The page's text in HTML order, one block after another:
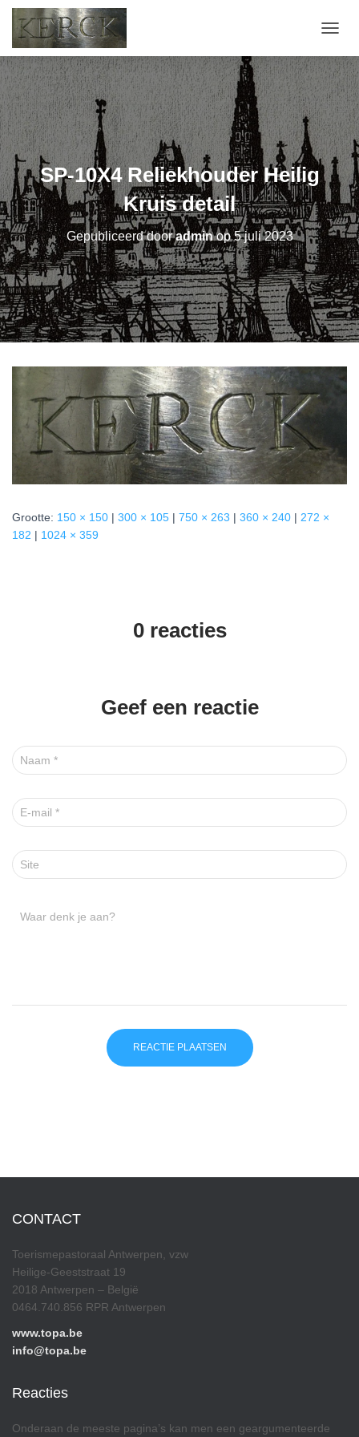
O
G
G
L
E
N
A
V
I
G
A
T
I
E
SP-10X4 Reliekhouder Heilig
Kruis detail
Gepubliceerd dooradminop5 juli 2023
Grootte: 150 × 150 | 300 × 105 | 750 × 263 | 360 × 240 | 272 ×
182 | 1024 × 359
0 reacties
Geef een reactie
Naam *
E-mail *
Site
Waar denk je aan?
CONTACT
Toerismepastoraal Antwerpen, vzw
Heilige-Geeststraat 19
2018 Antwerpen – België
0464.740.856 RPR Antwerpen
www.topa.be
info@topa.be
Reacties
Onderaan de meeste pagina’s kan men een geargumenteerde